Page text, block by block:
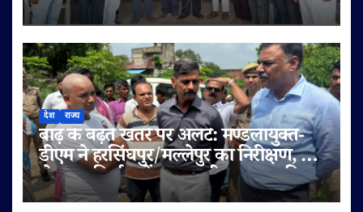
देश राज्य
बाढ़ के बढ़ते खतरे पर अलर्ट: मण्डलायुक्त-
डीएम ने हरसिंघपुर/मल्लेपुर का निरीक्षण, 6
लेन पुल निर्माण में लापरवाही पर FIR की
चेतावनी